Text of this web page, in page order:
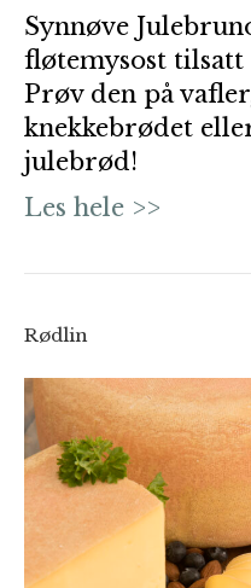
Synnøve
fløtemysost tilsatt
Prøv den på
knekkebrødet
julebrød!
Les hele >>
Rødlin